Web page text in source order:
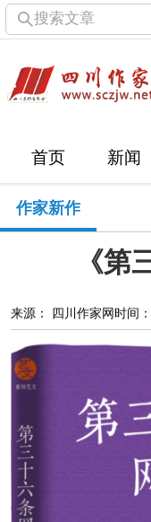
搜索文章
首页 新闻
机构
直属单位 团
历届主席团
时政 文
十百千
校园文学 其
作家新作
《第
来源： 四川作家网时间